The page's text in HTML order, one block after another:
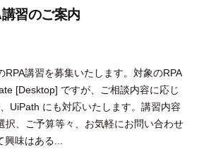
習のご案内
RPA講習を募集いたします。対象のRPA
[Desktop] ですが、ご相談内容に応じ
UiPath にも対応いたします。講習内容
択、ご予算等々、お気軽にお問い合わせ
興味はある...